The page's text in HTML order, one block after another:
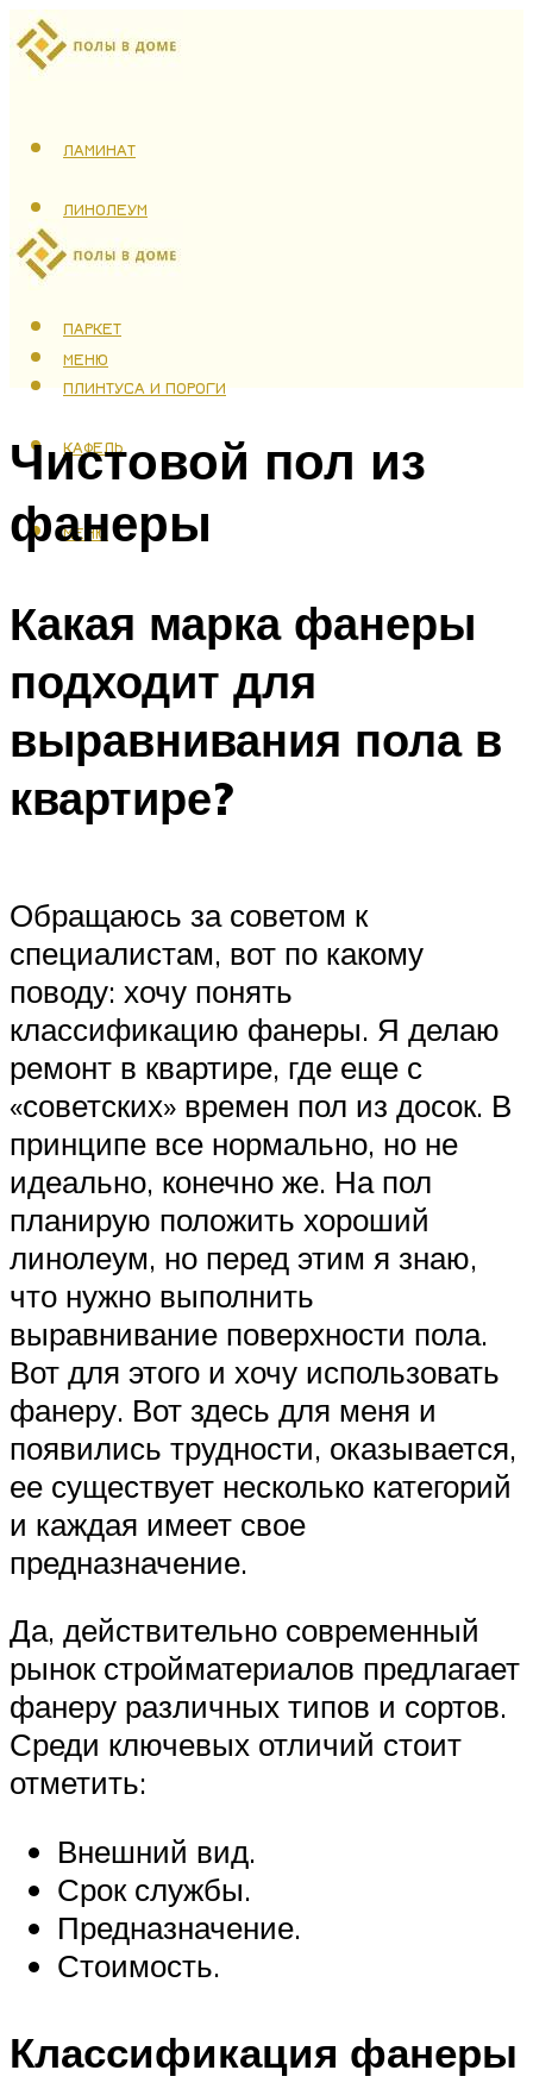
ЛАМИНАТ
ЛИНОЛЕУМ
ТЕПЛЫЙ ПОЛ
ПАРКЕТ
ПЛИНТУСА И ПОРОГИ
КАФЕЛЬ
МЕНЮ
МЕНЮ
Чистовой пол из
фанеры
Какая марка фанеры
подходит для
выравнивания пола в
квартире?
Обращаюсь за советом к
специалистам, вот по какому
поводу: хочу понять
классификацию фанеры. Я делаю
ремонт в квартире, где еще с
«советских» времен пол из досок. В
принципе все нормально, но не
идеально, конечно же. На пол
планирую положить хороший
линолеум, но перед этим я знаю,
что нужно выполнить
выравнивание поверхности пола.
Вот для этого и хочу использовать
фанеру. Вот здесь для меня и
появились трудности, оказывается,
ее существует несколько категорий
и каждая имеет свое
предназначение.
Да, действительно современный
рынок стройматериалов предлагает
фанеру различных типов и сортов.
Среди ключевых отличий стоит
отметить:
Внешний вид.
Срок службы.
Предназначение.
Стоимость.
Классификация фанеры